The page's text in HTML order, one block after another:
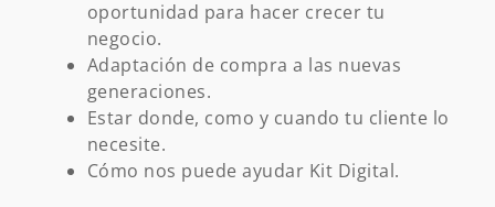
oportunidad para hacer crecer tu
negocio.
Adaptación de compra a las nuevas
generaciones.
Estar donde, como y cuando tu cliente lo
necesite.
Cómo nos puede ayudar Kit Digital.